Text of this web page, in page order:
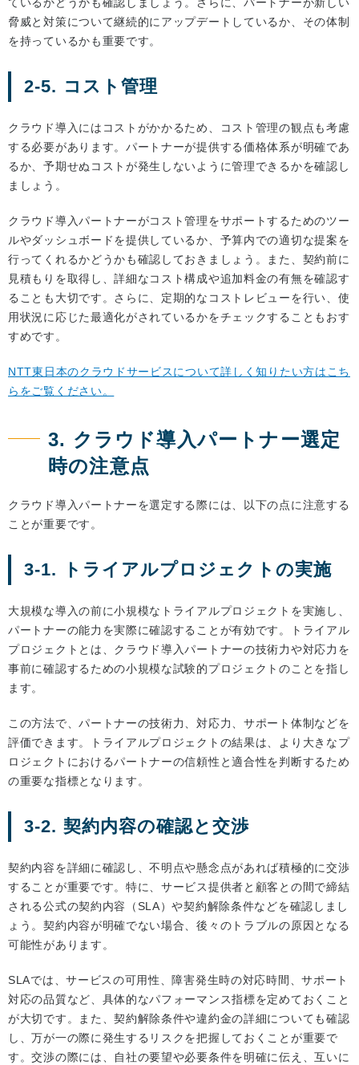
脅威と対策について継続的にアップデートしているか、その体制
を持っているかも重要です。
2-5. コスト管理
クラウド導入にはコストがかかるため、コスト管理の観点も考慮
する必要があります。パートナーが提供する価格体系が明確であ
るか、予期せぬコストが発生しないように管理できるかを確認し
ましょう。
クラウド導入パートナーがコスト管理をサポートするためのツー
ルやダッシュボードを提供しているか、予算内での適切な提案を
行ってくれるかどうかも確認しておきましょう。また、契約前に
見積もりを取得し、詳細なコスト構成や追加料金の有無を確認す
ることも大切です。さらに、定期的なコストレビューを行い、使
用状況に応じた最適化がされているかをチェックすることもおす
すめです。
NTT東日本のクラウドサービスについて詳しく知りたい方はこち
らをご覧ください。
3. クラウド導入パートナー選定
時の注意点
クラウド導入パートナーを選定する際には、以下の点に注意する
ことが重要です。
3-1. トライアルプロジェクトの実施
大規模な導入の前に小規模なトライアルプロジェクトを実施し、
パートナーの能力を実際に確認することが有効です。トライアル
プロジェクトとは、クラウド導入パートナーの技術力や対応力を
事前に確認するための小規模な試験的プロジェクトのことを指し
ます。
この方法で、パートナーの技術力、対応力、サポート体制などを
評価できます。トライアルプロジェクトの結果は、より大きなプ
ロジェクトにおけるパートナーの信頼性と適合性を判断するため
の重要な指標となります。
3-2. 契約内容の確認と交渉
契約内容を詳細に確認し、不明点や懸念点があれば積極的に交渉
することが重要です。特に、サービス提供者と顧客との間で締結
される公式の契約内容（SLA）や契約解除条件などを確認しまし
ょう。契約内容が明確でない場合、後々のトラブルの原因となる
可能性があります。
SLAでは、サービスの可用性、障害発生時の対応時間、サポート
対応の品質など、具体的なパフォーマンス指標を定めておくこと
が大切です。また、契約解除条件や違約金の詳細についても確認
し、万が一の際に発生するリスクを把握しておくことが重要で
す。交渉の際には、自社の要望や必要条件を明確に伝え、互いに